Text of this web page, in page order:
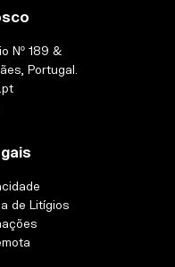
Nº 189 &
Portugal.
de Litígios